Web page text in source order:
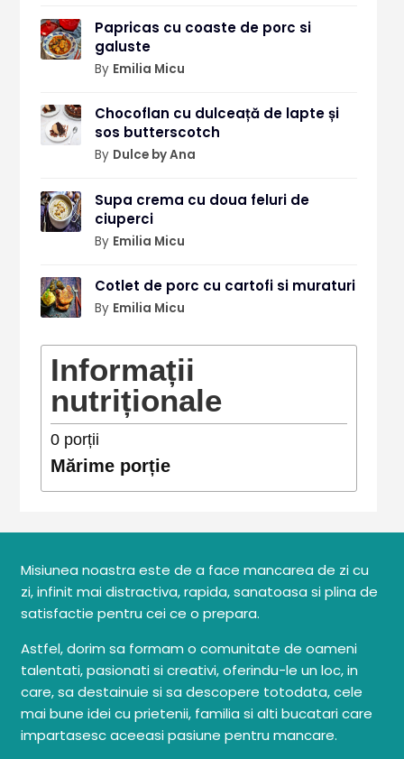
Papricas cu coaste de porc si
galuste
By Emilia Micu
Chocoflan cu dulceață de lapte și
sos butterscotch
By Dulce by Ana
Supa crema cu doua feluri de
ciuperci
By Emilia Micu
Cotlet de porc cu cartofi si muraturi
By Emilia Micu
Informații
nutriționale
0porții
Mărime porție
Misiunea noastra este de a face mancarea de zi cu
zi, infinit mai distractiva, rapida, sanatoasa si plina de
satisfactie pentru cei ce o prepara.
Astfel, dorim sa formam o comunitate de oameni
talentati, pasionati si creativi, oferindu-le un loc, in
care, sa destainuie si sa descopere totodata, cele
mai bune idei cu prietenii, familia si alti bucatari care
impartasesc aceeasi pasiune pentru mancare.